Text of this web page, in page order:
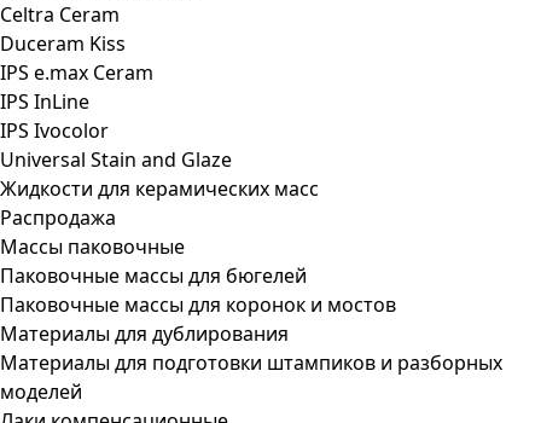
Celtra Ceram
Duceram Kiss
IPS e.max Ceram
IPS InLine
IPS Ivocolor
Universal Stain and Glaze
Жидкости для керамических масс
Распродажа
Массы паковочные
Паковочные массы для бюгелей
Паковочные массы для коронок и мостов
Материалы для дублирования
Материалы для подготовки штампиков и разборных
моделей